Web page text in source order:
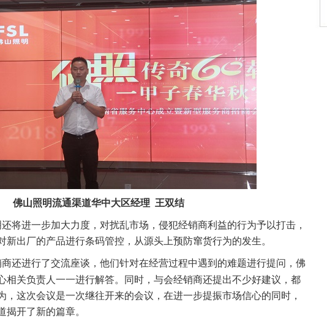
佛山照明流通渠道华中大区经理 王双结
将进一步加大力度，对扰乱市场，侵犯经销商利益的行为予以打击，
新出厂的产品进行条码管控，从源头上预防窜货行为的发生。
还进行了交流座谈，他们针对在经营过程中遇到的难题进行提问，佛
相关负责人一一进行解答。同时，与会经销商还提出不少好建议，都
，这次会议是一次继往开来的会议，在进一步提振市场信心的同时，
渠道揭开了新的篇章。